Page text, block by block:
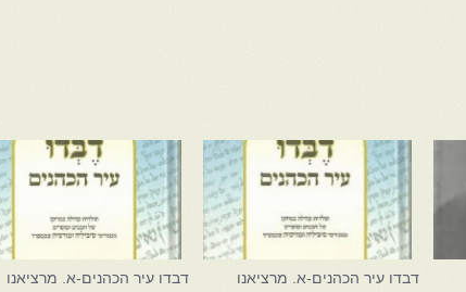
דבדו עיר הכהנים-א. מרציאנו
דבדו עיר הכהנים-א. מרציאנו